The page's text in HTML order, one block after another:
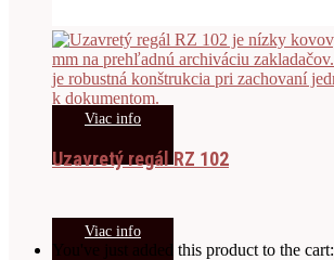
Viac info
Uzavretý regál RZ 102
Viac info
You've just added this product to the cart: